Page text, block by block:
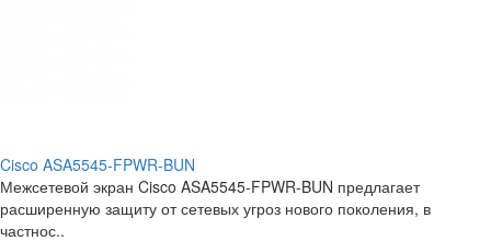
Cisco ASA5545-FPWR-BUN
Межсетевой экран Cisco ASA5545-FPWR-BUN предлагает
расширенную защиту от сетевых угроз нового поколения, в
частнос..